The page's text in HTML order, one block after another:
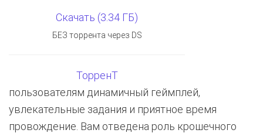
Скачать (3.34 ГБ)
БЕЗ торрента через DS
ТорренТ
пользователям динамичный геймплей,
увлекательные задания и приятное время
провождение. Вам отведена роль крошечного